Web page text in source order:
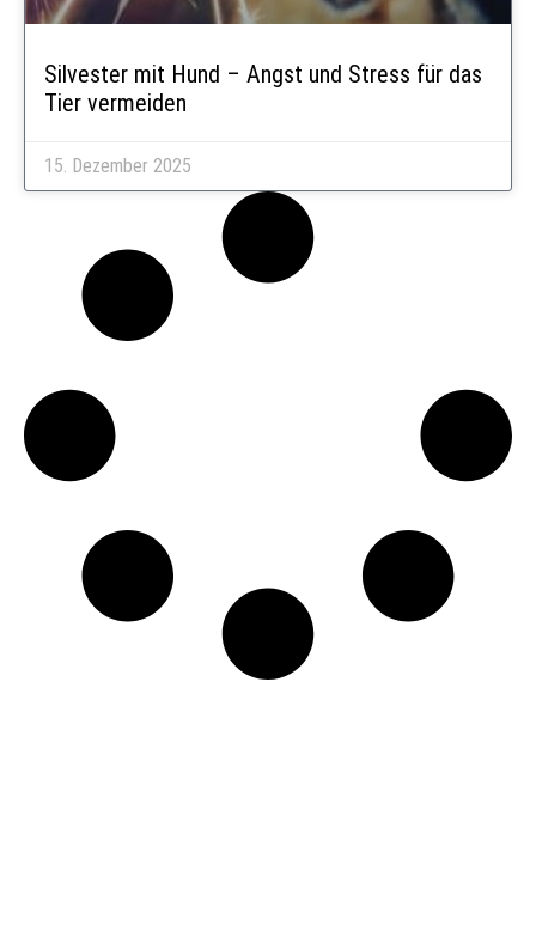
Silvester mit Hund – Angst und Stress für das
Tier vermeiden
15. Dezember 2025